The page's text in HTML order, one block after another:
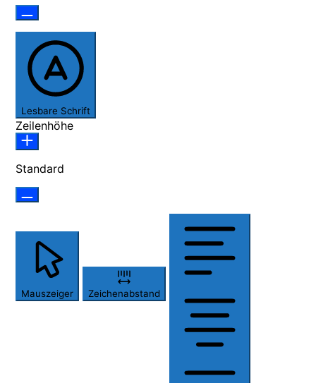
Lesbare Schrift
Zeilenhöhe
Standard
Mauszeiger Zeichenabstand